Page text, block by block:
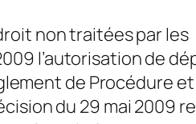
non traitées par les
l’autorisation de
de Procédure
du 29 mai 2009